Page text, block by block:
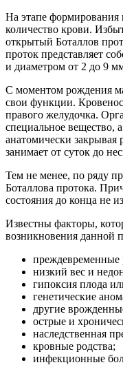
На этапе формирования
количество крови.
открытый Боталлов
проток представляет
и диаметром от 2 до 9
С моментом рождения
свои функции.
правого желудочка.
специальное вещество,
анатомически закрывая
занимает от суток до
Тем не менее, по ряду
Боталлова протока.
состояния до конца не
Известны факторы,
возникновения данной
преждевременные
низкий вес и
гипоксия плода
генетические
другие
острые и
наследственная
кровные родства;
инфекционные